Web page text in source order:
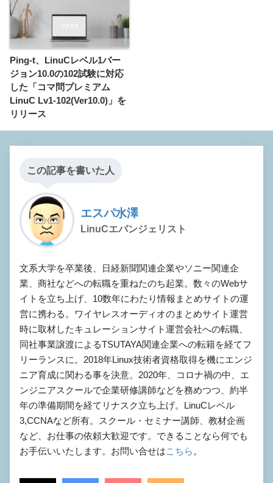
Ping-t、LinuCレベル1バー
ジョン10.0の102試験に対応
した「コマ問プレミアム
LinuC Lv1-102(Ver10.0)」を
リリース
この記事を書いた人
エスパ水澤
LinuCエバンジェリスト
文系大学を卒業後、日経新聞関連企業やソニー関連企
業、商社などへの転職を重ねたのち起業。数々のWebサ
イトを立ち上げ、10数年にわたり情報まとめサイトの運
営に携わる。ワイヤレスオーディオのまとめサイト運営
時に取材したキュレーションサイト運営会社への転職、
同社事業譲渡によるTSUTAYA関連企業への転籍を経てフ
リーランスに。2018年Linux技術者資格取得を機にエンジ
ニア育成に関わる事を決意。2020年、コロナ禍の中、エ
ンジニアスクールで企業研修講師などを務めつつ、約半
年の準備期間を経てリナスク立ち上げ。LinuCレベル
3,CCNAなど所有。スクール・セミナー講師、教材企画
など、お仕事の依頼大歓迎です。できることなら何でも
お手伝いいたします。お問い合せはこちら 。